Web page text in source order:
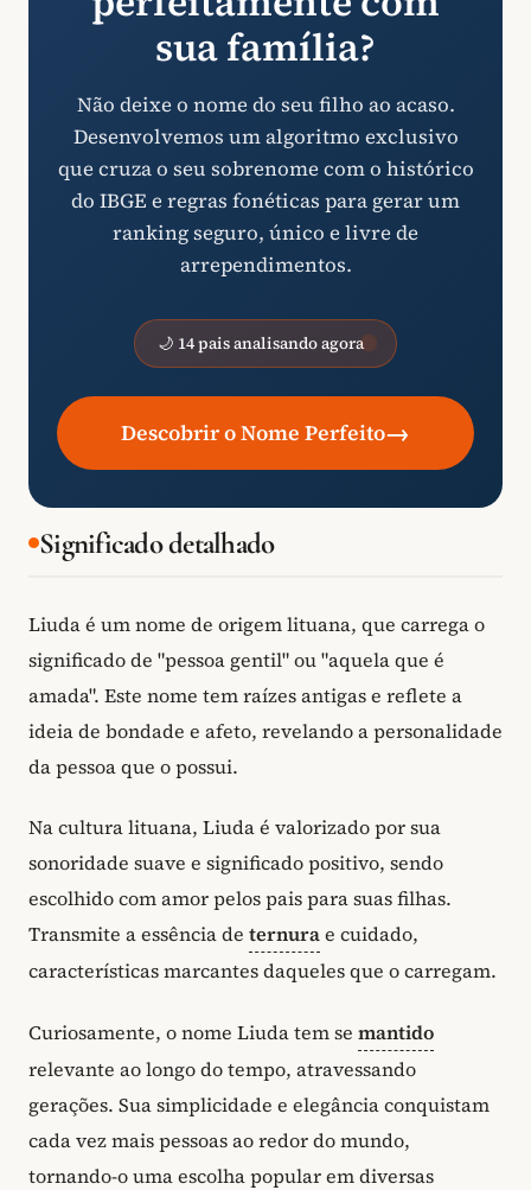
sua família?
Não deixe o nome do seu filho ao acaso.
Desenvolvemos um algoritmo exclusivo
que cruza o seu sobrenome com o histórico
do IBGE e regras fonéticas para gerar um
ranking seguro, único e livre de
arrependimentos.
🌙 14 pais analisando agora
Descobrir o Nome Perfeito→
Significado detalhado
Liuda é um nome de origem lituana, que carrega o
significado de "pessoa gentil" ou "aquela que é
amada". Este nome tem raízes antigas e reflete a
ideia de bondade e afeto, revelando a personalidade
da pessoa que o possui.
Na cultura lituana, Liuda é valorizado por sua
sonoridade suave e significado positivo, sendo
escolhido com amor pelos pais para suas filhas.
Transmite a essência de ternurae cuidado,
características marcantes daqueles que o carregam.
Curiosamente, o nome Liuda tem se mantido
relevante ao longo do tempo, atravessando
gerações. Sua simplicidade e elegância conquistam
cada vez mais pessoas ao redor do mundo,
tornando-o uma escolha popular em diversas